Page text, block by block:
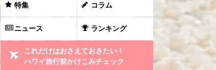
特集 コラム
ニュース ランキング
これだけはおさえておきたい！
ハワイ旅行前かけこみチェック